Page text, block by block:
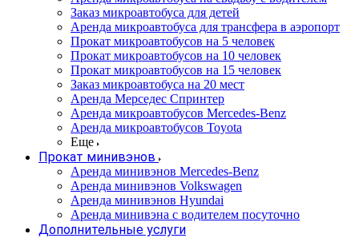
Заказ микроавтобуса для детей
Аренда микроавтобуса для трансфера в аэропорт
Прокат микроавтобусов на 5 человек
Прокат микроавтобусов на 10 человек
Прокат микроавтобусов на 15 человек
Заказ микроавтобуса на 20 мест
Аренда Мерседес Спринтер
Аренда микроавтобусов Mercedes-Benz
Аренда микроавтобусов Toyota
Еще
Прокат минивэнов
Аренда минивэнов Mercedes-Benz
Аренда минивэнов Volkswagen
Аренда минивэнов Hyundai
Аренда минивэна с водителем посуточно
Дополнительные услуги